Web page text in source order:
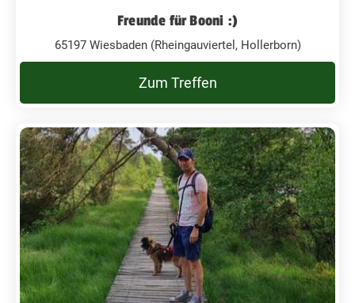
Freunde für Booni :)
65197 Wiesbaden (Rheingauviertel, Hollerborn)
Zum Treffen